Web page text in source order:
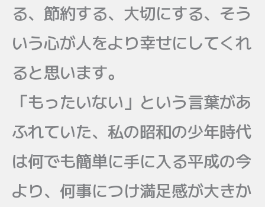
る、節約する、大切にする、そう
いう心が人をより幸せにしてくれ
ると思います。
「もったいない」という言葉があ
ふれていた、私の昭和の少年時代
は何でも簡単に手に入る平成の今
より、何事につけ満足感が大きか